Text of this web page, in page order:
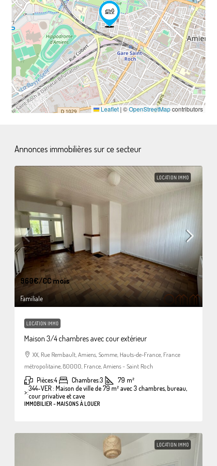
Leaflet | ©OpenStreetMapcontributors
Annonces immobilières sur ce secteur
LOCATION IMMO
960€/CC mois
Familiale
LOCATION IMMO
Maison 3/4 chambres avec cour extérieur
XX, Rue Rembault, Amiens, Somme, Hauts-de-France, France
métropolitaine, 80000, France, Amiens - Saint Roch
Pièces:4 Chambres:3 79 m²
>:344-VER : Maison de ville de 79 m² avec 3 chambres, bureau,
cour privative et cave
IMMOBILIER - MAISONS À LOUER
LOCATION IMMO